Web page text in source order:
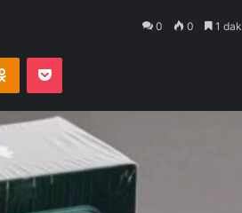
0 0 1
Odnoklassniki
Pocket